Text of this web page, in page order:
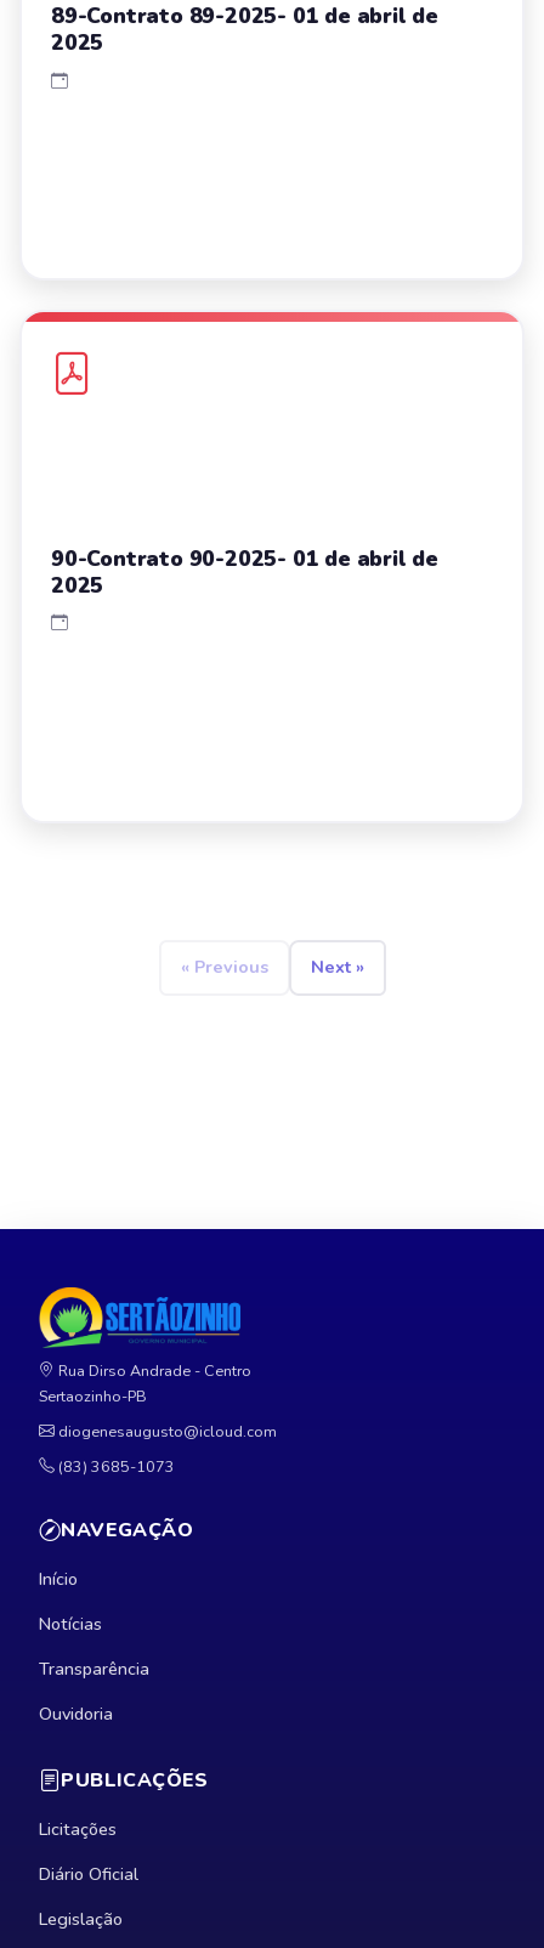
89-Contrato 89-2025- 01 de abril de
2025
90-Contrato 90-2025- 01 de abril de
2025
« Previous Next »
Rua Dirso Andrade - Centro
Sertaozinho-PB
diogenesaugusto@icloud.com
(83) 3685-1073
NAVEGAÇÃO
Início
Notícias
Transparência
Ouvidoria
PUBLICAÇÕES
Licitações
Diário Oficial
Legislação